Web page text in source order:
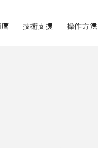
技術支援 操作方法